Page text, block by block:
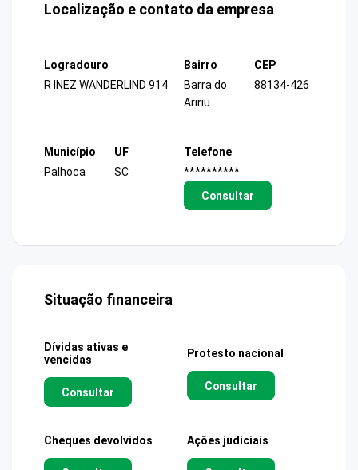
Localização e contato da empresa
Logradouro
R INEZ WANDERLIND 914
Bairro
Barra do
Aririu
CEP
88134-426
Município
Palhoca
UF
SC
Telefone
**********
Consultar
Situação financeira
Dívidas ativas e
vencidas
Consultar
Protesto nacional
Consultar
Cheques devolvidos Ações judiciais